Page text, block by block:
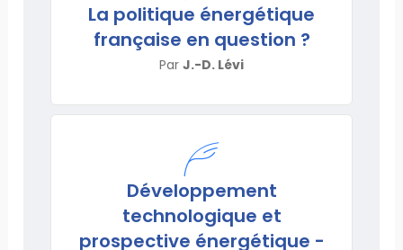
La politique énergétique
française en question ?
Par J.-D. Lévi
Développement
technologique et
prospective énergétique -